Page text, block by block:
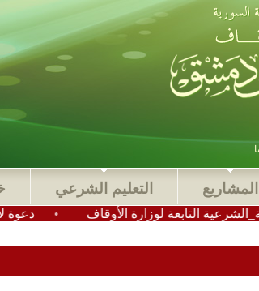
المشاريع التعليم الشرعي
دعوة لإقامة • لوزارة الأوقاف